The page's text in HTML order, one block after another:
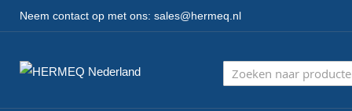
Neem contact op met ons: sales@hermeq.nl